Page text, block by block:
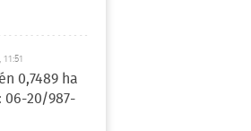
0,7489 ha
06-20/987-